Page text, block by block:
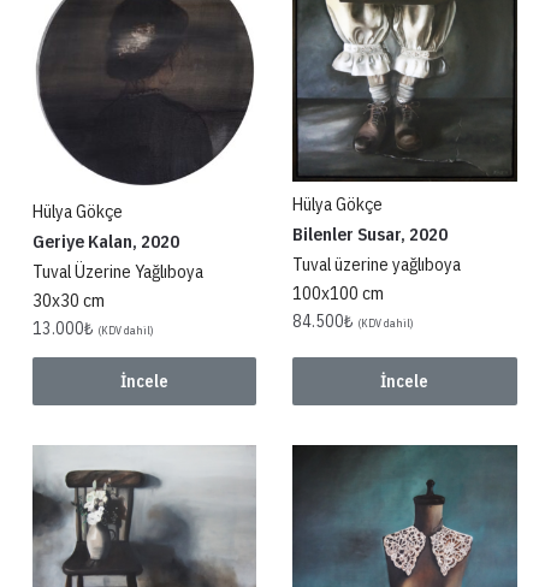
basmakalıp yargılardan uzaklaşamayan yerlerini, kendi hislerimle
hikayeleştirip betimleyerek
anlatmaktayım.
Hülya Gökçe
Geriye Kalan, 2020
Tuval Üzerine Yağlıboya
30x30 cm
13.000₺ (KDV dahil)
İncele
Hülya Gökçe
Bilenler Susar, 2020
Tuval üzerine yağlıboya
100x100 cm
84.500₺ (KDV dahil)
İncele